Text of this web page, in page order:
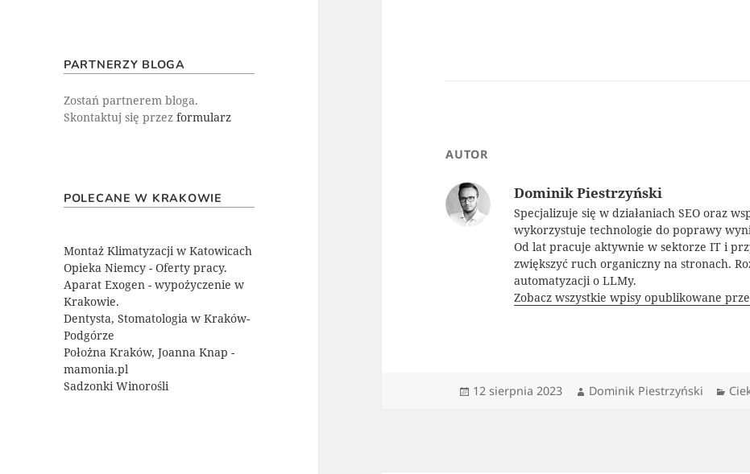
PARTNERZY BLOGA
Zostań partnerem bloga.
Skontaktuj się przezformularz
POLECANE W KRAKOWIE
Montaż Klimatyzacji w Katowicach
Opieka Niemcy - Oferty pracy.
Aparat Exogen - wypożyczenie w
Krakowie.
Dentysta, Stomatologia w Kraków-
Podgórze
Położna Kraków, Joanna Knap -
mamonia.pl
Sadzonki Winorośli
AUTOR
Dominik Piestrzyński
Specjalizuje się w działaniach SEO oraz
wykorzystuje technologie do poprawy
Od lat pracuje aktywnie w sektorze IT i
zwiększyć ruch organiczny na stronach.
automatyzacji o LLMy.
Zobacz wszystkie wpisy opublikowane
Data
12 sierpnia 2023 Autor
Dominik Piestrzyński